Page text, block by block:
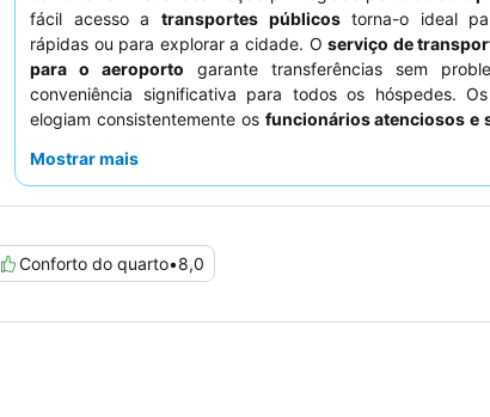
fácil acesso a transportes públicostorna-o ideal
rápidas ou para explorar a cidade. Oserviço de
para o aeroporto garante transferências sem
conveniência significativa para todos os hóspedes.
elogiam consistentemente os funcionários atenciosos e
opções embaladas para quem parte cedo. Para uma
Mostrar mais
Conforto do quarto•8,0